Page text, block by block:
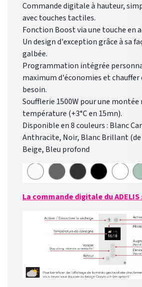
Commande digitale à hauteur,
avec touches tactiles.
Fonction Boost via une touche en
Un design d'exception grâce à sa
galbée.
Programmation intégrée
maximum d'économies et chauffer
besoin.
Soufflerie 1500W pour une montée
température (+3°C en 15mn).
Disponible en 8 couleurs : Blanc
Anthracite, Noir, Blanc Brillant (de
Beige, Bleu profond
La commande digitale du